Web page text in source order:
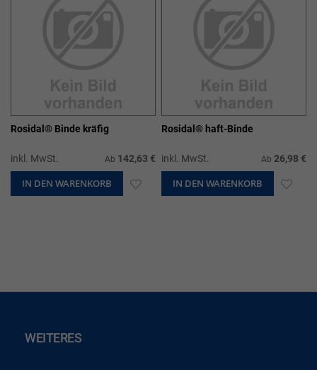
Rosidal® Binde kräfig
inkl. MwSt. Ab 142,63 €
IN DEN WARENKORB ZUR
Rosidal® haft-Binde
inkl. MwSt. Ab 26,98 €
IN DEN WARENKORB ZUR
WEITERES